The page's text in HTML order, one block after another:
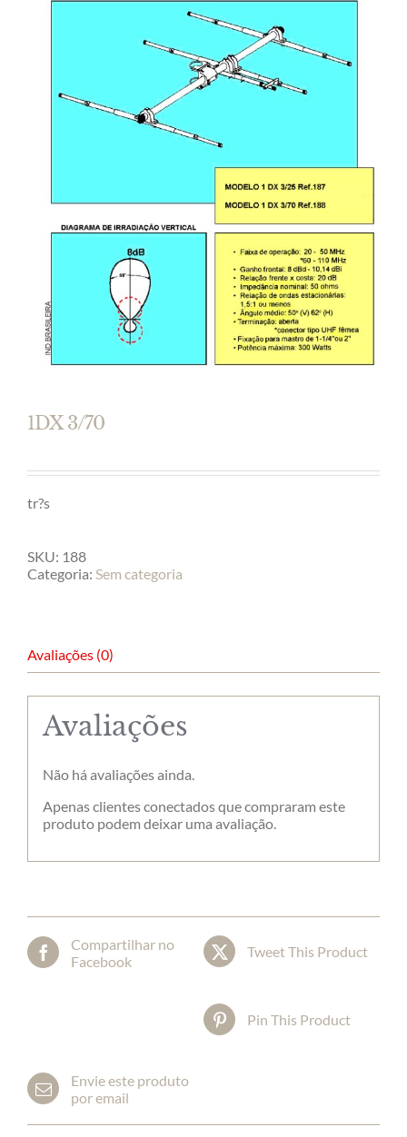
1DX 3/70
tr?s
SKU: 188
Categoria: Sem categoria
Avaliações (0)
Avaliações
Não há avaliações ainda.
Apenas clientes conectados que compraram este
produto podem deixar uma avaliação.
Compartilhar no
Facebook
Tweet This Product
Pin This Product
Envie este produto
por email